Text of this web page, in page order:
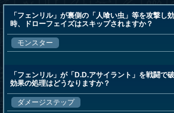
「フェンリル」が裏側の「人喰い虫」等を攻撃し
時、ドローフェイズはスキップされますか？
モンスター
「フェンリル」が「D.D.アサイラント」を戦闘で
効果の処理はどうなりますか？
ダメージステップ